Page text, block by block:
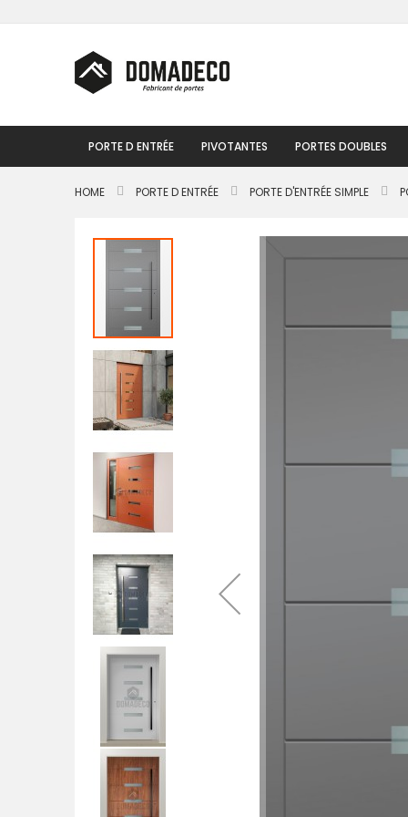
to
PORTE D ENTRÉE PIVOTANTES PORTES DOUBLES
HOME PORTE D ENTRÉE PORTE D'ENTRÉE SIMPLE
Passer
galerie
d’images